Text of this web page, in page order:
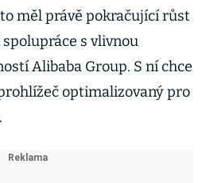
měl právě pokračující růst
s vlivnou
Alibaba Group. S ní chce
optimalizovaný pro